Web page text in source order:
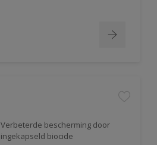
Verbeterde bescherming door
ingekapseld biocide